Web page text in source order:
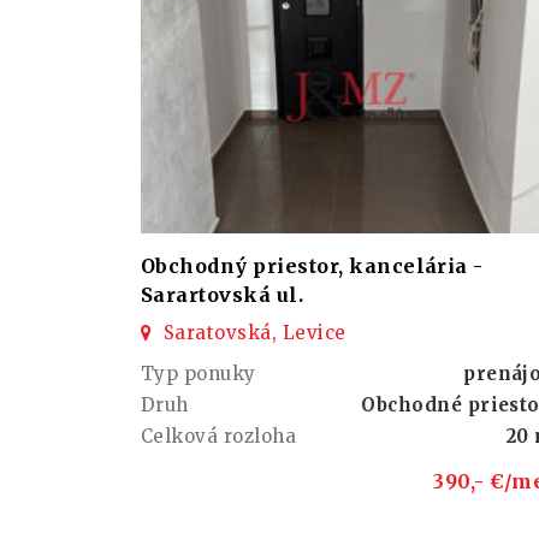
Obchodný priestor, kancelária -
Sarartovská ul.
Saratovská, Levice
Typ ponuky
Druh
Obchodné
Celková rozloha
20
390,- €/